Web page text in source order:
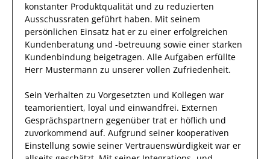
konstanter Produktqualität und zu reduzierten
Ausschussraten geführt haben. Mit seinem
persönlichen Einsatz hat er zu einer erfolgreichen
Kundenberatung und -betreuung sowie einer starken
Kundenbindung beigetragen. Alle Aufgaben erfüllte
Herr Mustermann zu unserer vollen Zufriedenheit.
Sein Verhalten zu Vorgesetzten und Kollegen war
teamorientiert, loyal und einwandfrei. Externen
Gesprächspartnern gegenüber trat er höflich und
zuvorkommend auf. Aufgrund seiner kooperativen
Einstellung sowie seiner Vertrauenswürdigkeit war er